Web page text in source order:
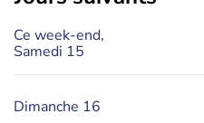
Ce week-end,
Samedi 15
Dimanche 16